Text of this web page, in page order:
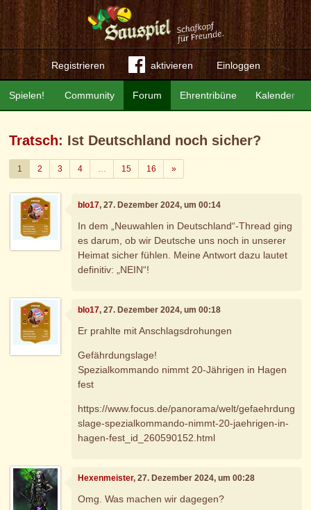
Registrieren aktivieren Einloggen
Community Forum Ehrentribüne Kalender
Spielen!
Tratsch: Ist Deutschland noch sicher?
1 2 3 4 … 15 16 »Weiter
blo17, 27. Dezember 2024, um 00:14
In dem „Neuwahlen in Deutschland“-Thread ging
es darum, ob wir Deutsche uns noch in unserer
Heimat sicher fühlen. Meine Antwort dazu lautet
definitiv: „NEIN“!
blo17, 27. Dezember 2024, um 00:18
Er prahlte mit Anschlagsdrohungen
Gefährdungslage!
Spezialkommando nimmt 20-Jährigen in Hagen
fest
https://www.focus.de/panorama/welt/gefaehrdung
slage-spezialkommando-nimmt-20-jaehrigen-in-
hagen-fest_id_260590152.html
Hexenmeister, 27. Dezember 2024, um 00:28
Omg. Was machen wir dagegen?